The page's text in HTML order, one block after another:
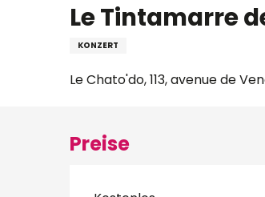
Le Tintamarre
KONZERT
Le Chato'do, 113, avenue de
Preise